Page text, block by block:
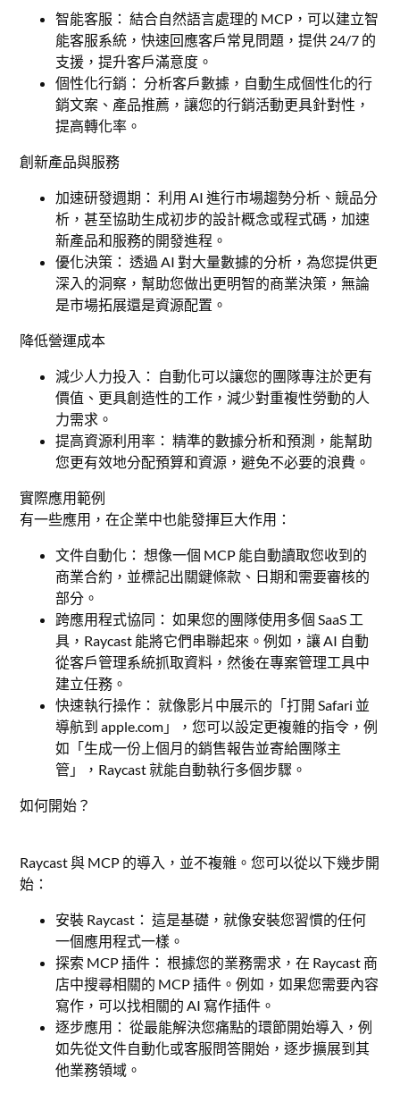
智能客服： 結合自然語言處理的 MCP，可以建立智
能客服系統，快速回應客戶常見問題，提供 24/7 的
支援，提升客戶滿意度。
個性化行銷： 分析客戶數據，自動生成個性化的行
銷文案、產品推薦，讓您的行銷活動更具針對性，
提高轉化率。
創新產品與服務
加速研發週期： 利用 AI 進行市場趨勢分析、競品分
析，甚至協助生成初步的設計概念或程式碼，加速
新產品和服務的開發進程。
優化決策： 透過 AI 對大量數據的分析，為您提供更
深入的洞察，幫助您做出更明智的商業決策，無論
是市場拓展還是資源配置。
降低營運成本
減少人力投入： 自動化可以讓您的團隊專注於更有
價值、更具創造性的工作，減少對重複性勞動的人
力需求。
提高資源利用率： 精準的數據分析和預測，能幫助
您更有效地分配預算和資源，避免不必要的浪費。
實際應用範例
有一些應用，在企業中也能發揮巨大作用：
文件自動化： 想像一個 MCP 能自動讀取您收到的
商業合約，並標記出關鍵條款、日期和需要審核的
部分。
跨應用程式協同： 如果您的團隊使用多個 SaaS 工
具，Raycast 能將它們串聯起來。例如，讓 AI 自動
從客戶管理系統抓取資料，然後在專案管理工具中
建立任務。
快速執行操作： 就像影片中展示的「打開 Safari 並
導航到 apple.com」，您可以設定更複雜的指令，例
如「生成一份上個月的銷售報告並寄給團隊主
管」，Raycast 就能自動執行多個步驟。
如何開始？
Raycast 與 MCP 的導入，並不複雜。您可以從以下幾步開
始：
安裝 Raycast： 這是基礎，就像安裝您習慣的任何
一個應用程式一樣。
探索 MCP 插件： 根據您的業務需求，在 Raycast 商
店中搜尋相關的 MCP 插件。例如，如果您需要內容
寫作，可以找相關的 AI 寫作插件。
逐步應用： 從最能解決您痛點的環節開始導入，例
如先從文件自動化或客服問答開始，逐步擴展到其
他業務領域。